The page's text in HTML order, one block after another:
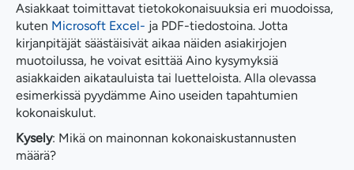
Asiakkaat toimittavat tietokokonaisuuksia eri muodoissa,
kuten Microsoft Excel- ja PDF-tiedostoina. Jotta
kirjanpitäjät säästäisivät aikaa näiden asiakirjojen
muotoilussa, he voivat esittää Aino kysymyksiä
asiakkaiden aikatauluista tai luetteloista. Alla olevassa
esimerkissä pyydämme Aino useiden tapahtumien
kokonaiskulut.
Kysely: Mikä on mainonnan kokonaiskustannusten
määrä?